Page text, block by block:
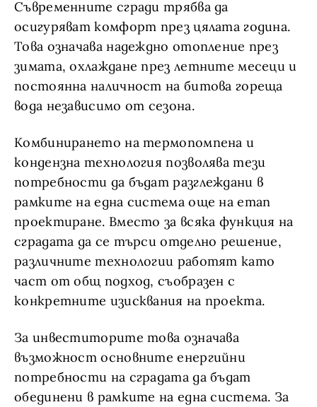
Съвременните сгради трябва да
осигуряват комфорт през цялата година.
Това означава надеждно отопление през
зимата, охлаждане през летните месеци и
постоянна наличност на битова гореща
вода независимо от сезона.
Комбинирането на термопомпена и
кондензна технология позволява тези
потребности да бъдат разглеждани в
рамките на една система още на етап
проектиране. Вместо за всяка функция на
сградата да се търси отделно решение,
различните технологии работят като
част от общ подход, съобразен с
конкретните изисквания на проекта.
За инвеститорите това означава
възможност основните енергийни
потребности на сградата да бъдат
обединени в рамките на една система. За